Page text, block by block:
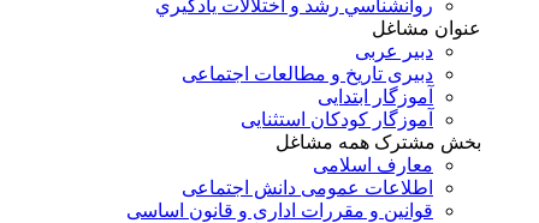
روانشناسي رشد و اختلالات يادگيري
عنوان مشاغل
دبير عربی
دبیری تاریخ و مطالعات اجتماعی
آموزگار ابتدایی
آموزگار کودکان استثنایی
بخش مشترک همه مشاغل
معارف اسلامی
اطلاعات عمومی دانش اجتماعی
قوانین و مقررات اداری و قانون اساسی